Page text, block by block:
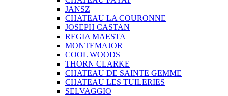
JANSZ
CHATEAU LA COURONNE
JOSEPH CASTAN
REGIA MAESTA
MONTEMAJOR
COOL WOODS
THORN CLARKE
CHATEAU DE SAINTE GEMME
CHATEAU LES TUILERIES
SELVAGGIO